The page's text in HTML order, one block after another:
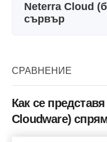
Neterra Cloud
сървър
Хранилище
Процесор
RAM
СРАВНЕНИЕ
Как се
Cloudware)